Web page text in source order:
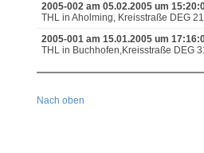
2005-002 am 05.02.2005 um
THL in Aholming, Kreisstraße DEG
2005-001 am 15.01.2005 um
THL in Buchhofen,Kreisstraße DEG
Nach oben